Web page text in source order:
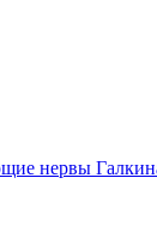
нервы